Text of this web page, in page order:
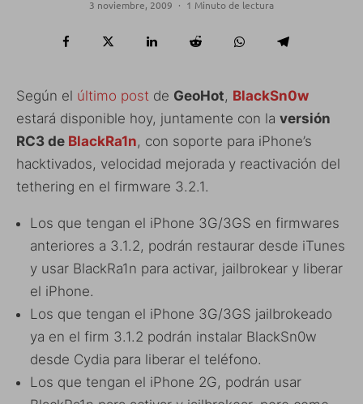
3 noviembre, 2009 · 1 Minuto de lectura
Según el último post de GeoHot, BlackSn0w
estará disponible hoy, juntamente con la versión
RC3 de BlackRa1n, con soporte para iPhone’s
hacktivados, velocidad mejorada y reactivación del
tethering en el firmware 3.2.1.
Los que tengan el iPhone 3G/3GS en firmwares
anteriores a 3.1.2, podrán restaurar desde iTunes
y usar BlackRa1n para activar, jailbrokear y liberar
el iPhone.
Los que tengan el iPhone 3G/3GS jailbrokeado
ya en el firm 3.1.2 podrán instalar BlackSn0w
desde Cydia para liberar el teléfono.
Los que tengan el iPhone 2G, podrán usar